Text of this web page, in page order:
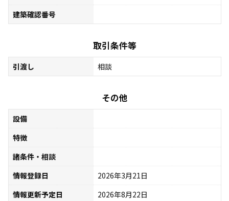
建築確認番号
取引条件等
引渡し 相談
その他
設備
特徴
諸条件・相談
情報登録日
2026年3月21日
情報更新予定日
2026年8月22日